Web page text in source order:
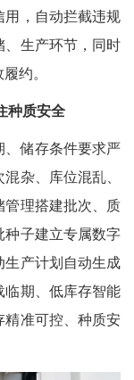
用，自动拦截违规
、生产环节，同时
约。
种质安全
、储存条件要求严
杂、库位混乱、
管理搭建批次、质
种子建立专属数字
生产计划自动生成
临期、低库存智能
精准可控、种质安